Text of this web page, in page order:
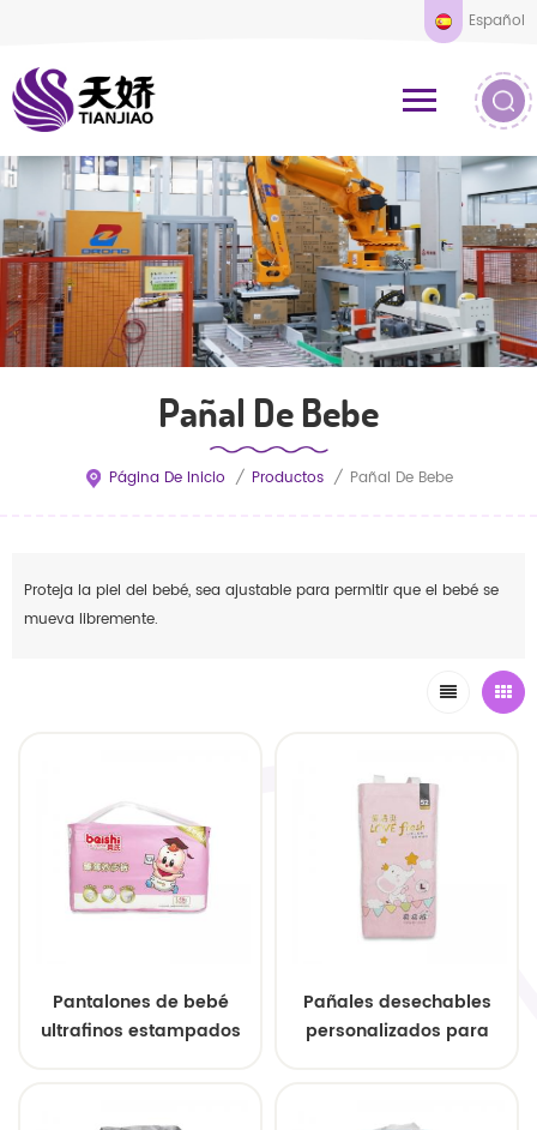
Español
Pañal De Bebe
Página De Inicio / Productos / Pañal De Bebe
Proteja la piel del bebé, sea ajustable para permitir que el bebé se
mueva libremente.
Pantalones de bebé
ultrafinos estampados
Pañales desechables
personalizados para